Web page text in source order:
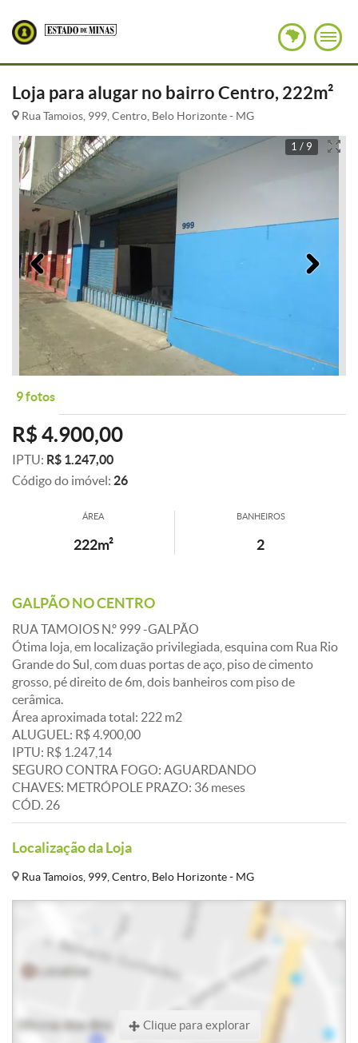
Loja para alugar no bairro Centro, 222m²
Rua Tamoios, 999, Centro, Belo Horizonte - MG
1 / 9
Anterior
9 fotos
R$ 4.900,00
IPTU: R$ 1.247,00
Código do imóvel: 26
ÁREA
222m²
BANHEIROS
2
GALPÃO NO CENTRO
RUA TAMOIOS N.º 999 -GALPÃO
Ótima loja, em localização privilegiada, esquina com Rua Rio
Grande do Sul, com duas portas de aço, piso de cimento
grosso, pé direito de 6m, dois banheiros com piso de
cerâmica.
Área aproximada total: 222 m2
ALUGUEL: R$ 4.900,00
IPTU: R$ 1.247,14
SEGURO CONTRA FOGO: AGUARDANDO
CHAVES: METRÓPOLE PRAZO: 36 meses
CÓD. 26
Localização da Loja
Rua Tamoios, 999, Centro, Belo Horizonte - MG
Clique para explorar